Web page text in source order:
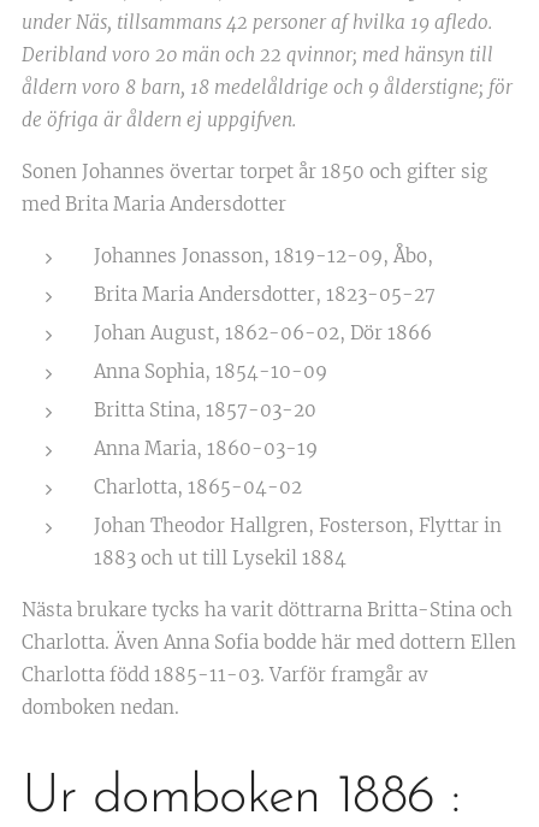
under Näs, tillsammans 42 personer af hvilka 19 afledo.
Deribland voro 20 män och 22 qvinnor; med hänsyn till
åldern voro 8 barn, 18 medelåldrige och 9 ålderstigne; för
de öfriga är åldern ej uppgifven.
Sonen Johannes övertar torpet år 1850 och gifter sig
med Brita Maria Andersdotter
Johannes Jonasson, 1819-12-09, Åbo,
Brita Maria Andersdotter, 1823-05-27
Johan August, 1862-06-02, Dör 1866
Anna Sophia, 1854-10-09
Britta Stina, 1857-03-20
Anna Maria, 1860-03-19
Charlotta, 1865-04-02
Johan Theodor Hallgren, Fosterson, Flyttar in
1883 och ut till Lysekil 1884
Nästa brukare tycks ha varit döttrarna Britta-Stina och
Charlotta. Även Anna Sofia bodde här med dottern Ellen
Charlotta född 1885-11-03. Varför framgår av
domboken nedan.
Ur domboken 1886 :